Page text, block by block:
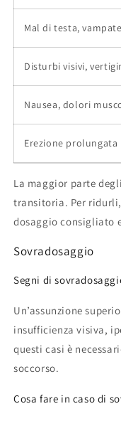
Mal di testa,
Disturbi visivi,
Nausea, dolori
Erezione prolungata
La maggior parte
transitoria. Per
dosaggio consigliato
Sovradosaggio
Segni di
Un’assunzione
insufficienza visiva,
questi casi è
soccorso.
Cosa fare in caso di